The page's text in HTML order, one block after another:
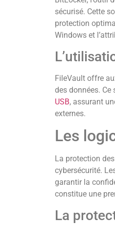
sécurisé. Cette
protection
Windows et
FileVault offre
des données. Ce
USB, assurant
externes.
Les
La protection
cybersécurité.
garantir la
constitue une
La